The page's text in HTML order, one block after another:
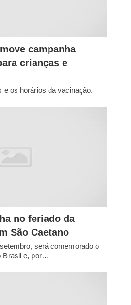
campanha
crianças e
e os horários da vacinação.
no feriado da
São Caetano
será comemorado o
Brasil e, por…